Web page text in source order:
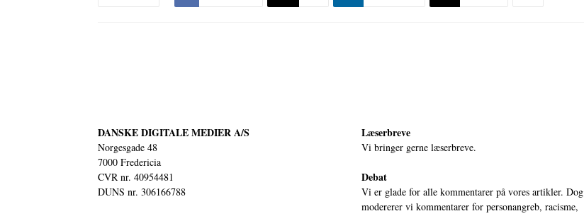
DANSKE DIGITALE MEDIER A/S
Norgesgade 48
7000 Fredericia
CVR nr. 40954481
DUNS nr. 306166788
Læserbreve
Vi bringer gerne læserbreve.
Debat
Vi er glade for alle kommentarer på vores artikler. Dog
modererer vi kommentarer for personangreb, racisme,